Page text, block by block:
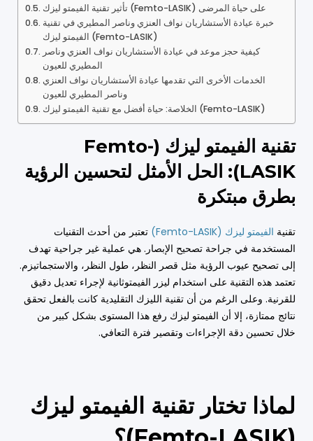
تأثير تقنية الفيمتو ليزك (Femto-LASIK) على حياة المرضى
خبرة عيادة الأستشاريان نواف العنزي وناصر المطيري في تقنية
الفيمتو ليزك (Femto-LASIK)
كيفية حجز موعد في عيادة الأستشاريان نواف العنزي وناصر
المطيري للعيون
الخدمات الأخرى التي تقدمها عيادة الأستشاريان نواف العنزي
وناصر المطيري للعيون
الخلاصة: حياة أفضل مع تقنية الفيمتو ليزك (Femto-LASIK)
تقنية الفيمتو ليزك (Femto-
LASIK): الحل الأمثل لتحسين الرؤية
بطرق مبتكرة
تقنية الفيمتو ليزك (Femto-LASIK)
تعتبر من أحدث التقنيات
المستخدمة في جراحة تصحيح الإبصار. هي عملية غير جراحية تهدف
إلى تصحيح عيوب الرؤية مثل قصر النظر، طول النظر، والاستجماتيزم.
تعتمد هذه التقنية على استخدام ليزر الفيمتوثانية لإجراء تعديل دقيق
للقرنية. وعلى الرغم من أن تقنية الليزك التقليدية كانت بالفعل تحقق
نتائج ممتازة، إلا أن الفيمتو ليزك رفع هذا المستوى بشكل كبير من
خلال تحسين دقة الإجراءات وتقصير فترة التعافي.
لماذا تختار تقنية الفيمتو ليزك